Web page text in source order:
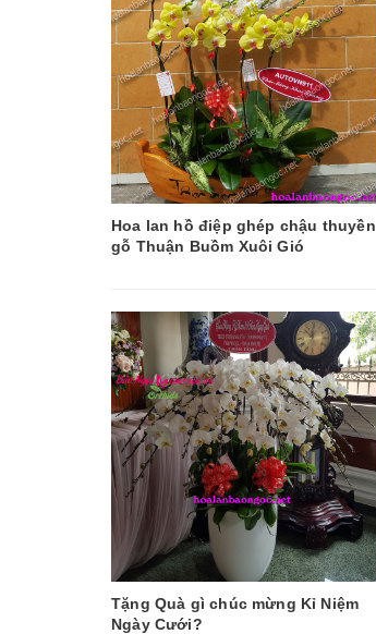
Hoa lan hồ điệp ghép chậu thuyền
gỗ Thuận Buồm Xuôi Gió
Tặng Quà gì chúc mừng Kỉ Niệm
Ngày Cưới?